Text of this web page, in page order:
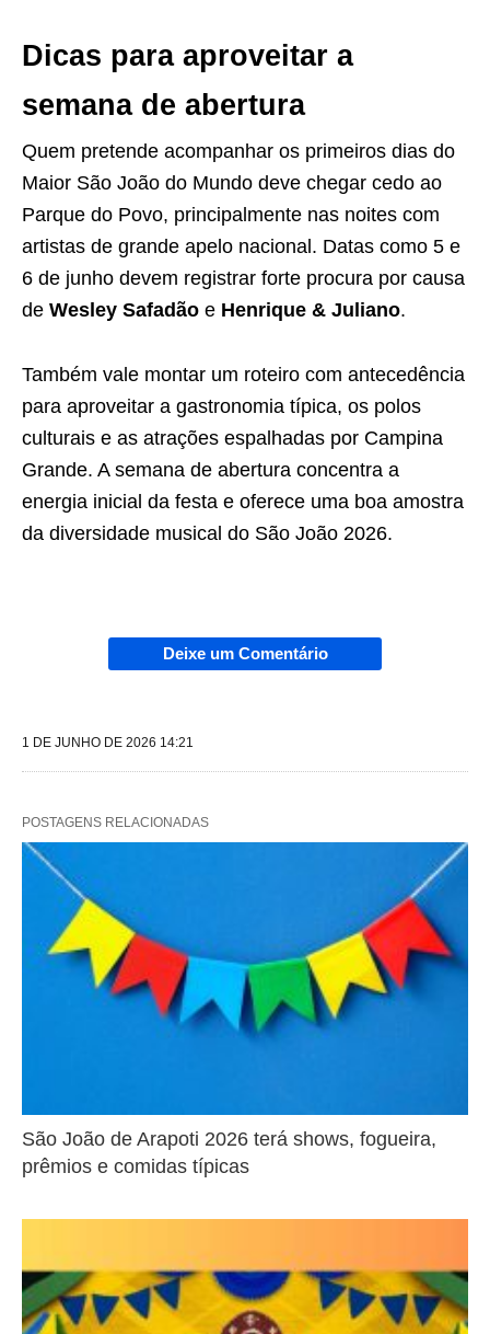
Dicas para aproveitar a
semana de abertura
Quem pretende acompanhar os primeiros dias do
Maior São João do Mundo deve chegar cedo ao
Parque do Povo, principalmente nas noites com
artistas de grande apelo nacional. Datas como 5 e
6 de junho devem registrar forte procura por causa
de Wesley Safadão e Henrique & Juliano.
Também vale montar um roteiro com antecedência
para aproveitar a gastronomia típica, os polos
culturais e as atrações espalhadas por Campina
Grande. A semana de abertura concentra a
energia inicial da festa e oferece uma boa amostra
da diversidade musical do São João 2026.
Deixe um Comentário
1 DE JUNHO DE 2026 14:21
POSTAGENS RELACIONADAS
São João de Arapoti 2026 terá shows, fogueira,
prêmios e comidas típicas